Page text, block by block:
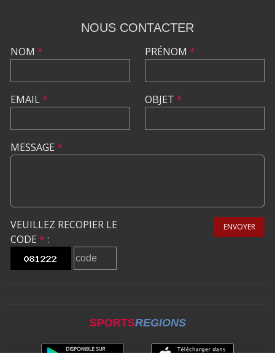
NOUS CONTACTER
NOM *
EMAIL*
PRÉNOM *
OBJET *
MESSAGE *
VEUILLEZ RECOPIER LE
CODE * :
ENVOYER
SPORTSREGIONS